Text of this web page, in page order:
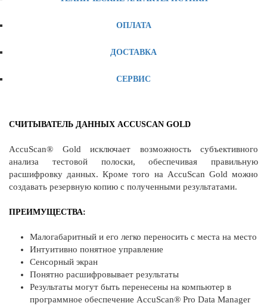
ОПЛАТА
ДОСТАВКА
СЕРВИС
СЧИТЫВАТЕЛЬ ДАННЫХ ACCUSCAN GOLD
AccuScan® Gold исключает возможность субъективного
анализа тестовой полоски, обеспечивая правильную
расшифровку данных. Кроме того на AccuScan Gold можно
создавать резервную копию с полученными результатами.
ПРЕИМУЩЕСТВА:
Малогабаритный и его легко переносить с места на место
Интуитивно понятное управление
Сенсорный экран
Понятно расшифровывает результаты
Результаты могут быть перенесены на компьютер в
программное обеспечение AccuScan® Pro Data Manager